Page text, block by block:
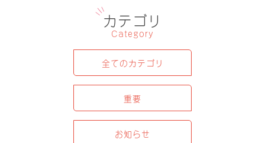
カテゴリ
Category
全てのカテゴリ
重要
お知らせ